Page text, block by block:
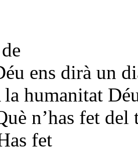
ens dirà un
la humanitat
n’has fet
fet